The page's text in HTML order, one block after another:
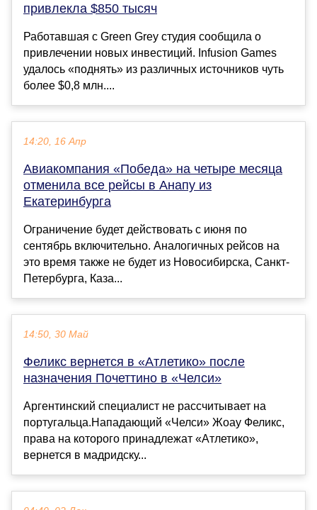
привлекла $850 тысяч
Работавшая с Green Grey студия сообщила о
привлечении новых инвестиций. Infusion Games
удалось «поднять» из различных источников чуть
более $0,8 млн....
14:20, 16 Апр
Авиакомпания «Победа» на четыре месяца
отменила все рейсы в Анапу из
Екатеринбурга
Ограничение будет действовать с июня по
сентябрь включительно. Аналогичных рейсов на
это время также не будет из Новосибирска, Санкт-
Петербурга, Каза...
14:50, 30 Май
Феликс вернется в «Атлетико» после
назначения Почеттино в «Челси»
Аргентинский специалист не рассчитывает на
португальца.Нападающий «Челси» Жоау Феликс,
права на которого принадлежат «Атлетико»,
вернется в мадридску...